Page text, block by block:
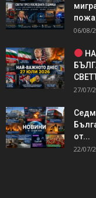
06/08/
27/07/
от...
22/07/